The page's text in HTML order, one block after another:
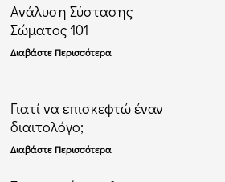
Ανάλυση Σύστασης
Σώματος 101
Διαβάστε Περισσότερα
Γιατί να επισκεφτώ έναν
διαιτολόγο;
Διαβάστε Περισσότερα